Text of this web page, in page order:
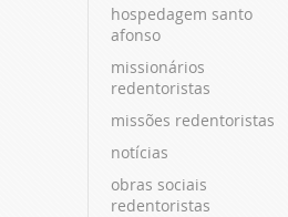
hospedagem santo
afonso
missionários
redentoristas
missões redentoristas
notícias
obras sociais
redentoristas